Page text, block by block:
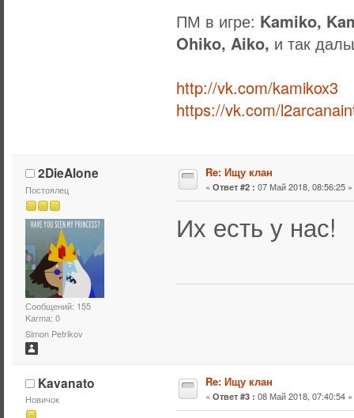
ПМ в игре: Kamiko,
Ohiko, Aiko, и так
http://vk.com/kamikox3
https://vk.com/
2DieAlone
Постоялец
Сообщений: 155
Karma: 0
Simon Petrikov
Re: Ищу клан
« Ответ #2 : 07 Май 2018, 08:56:25 »
Их есть у нас!
Kavanato
Новичок
Re: Ищу клан
« Ответ #3 : 08 Май 2018, 07:40:54 »